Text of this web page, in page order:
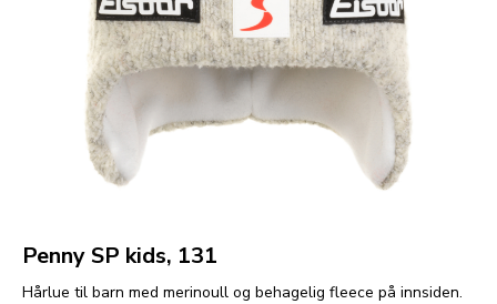
Penny SP kids, 131
Hårlue til barn med merinoull og behagelig fleece på innsiden.